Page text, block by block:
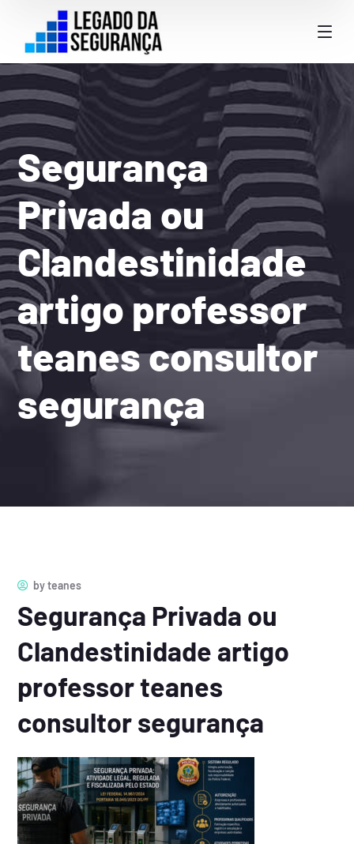
Segurança
Privada ou
Clandestinidade
artigo professor
teanes consultor
segurança
byteanes
Segurança Privada ou
Clandestinidade artigo
professor teanes
consultor segurança